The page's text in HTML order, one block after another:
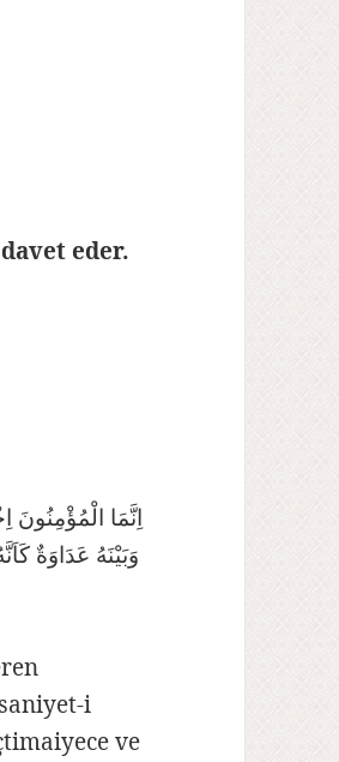
eder.
اِنَّمَا
وَبَيْنَهُ عَدَاوَةٌ
i
ve